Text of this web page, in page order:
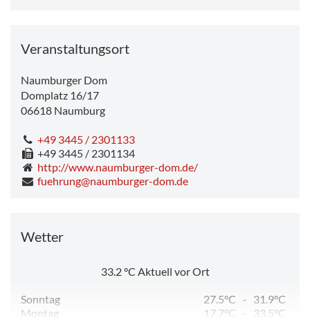
Veranstaltungsort
Naumburger Dom
Domplatz 16/17
06618 Naumburg
+49 3445 / 2301133
+49 3445 / 2301134
http://www.naumburger-dom.de/
fuehrung@naumburger-dom.de
Wetter
33.2°C Aktuell vor Ort
Sonntag 27.5°C - 31.9°C
Montag
17.7°C -
33.5°C